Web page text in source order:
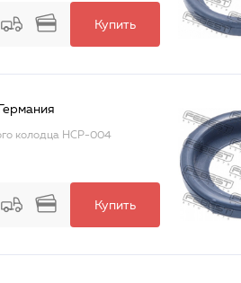
Купить
Германия
колодца HCP-004
Купить